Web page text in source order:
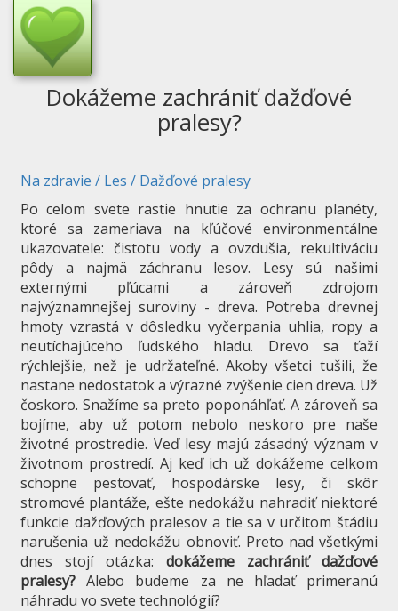
Dokážeme zachrániť dažďové
pralesy?
Na zdravie / Les / Dažďové pralesy
Po celom svete rastie hnutie za ochranu planéty,
ktoré sa zameriava na kľúčové environmentálne
ukazovatele: čistotu vody a ovzdušia, rekultiváciu
pôdy a najmä záchranu lesov. Lesy sú našimi
externými pľúcami a zároveň zdrojom
najvýznamnejšej suroviny - dreva. Potreba drevnej
hmoty vzrastá v dôsledku vyčerpania uhlia, ropy a
neutíchajúceho ľudského hladu. Drevo sa ťaží
rýchlejšie, než je udržateľné. Akoby všetci tušili, že
nastane nedostatok a výrazné zvýšenie cien dreva. Už
čoskoro. Snažíme sa preto poponáhľať. A zároveň sa
bojíme, aby už potom nebolo neskoro pre naše
životné prostredie. Veď lesy majú zásadný význam v
životnom prostredí. Aj keď ich už dokážeme celkom
schopne pestovať, hospodárske lesy, či skôr
stromové plantáže, ešte nedokážu nahradiť niektoré
funkcie dažďových pralesov a tie sa v určitom štádiu
narušenia už nedokážu obnoviť. Preto nad všetkými
dnes stojí otázka: dokážeme zachrániť dažďové
pralesy? Alebo budeme za ne hľadať primeranú
náhradu vo svete technológií?